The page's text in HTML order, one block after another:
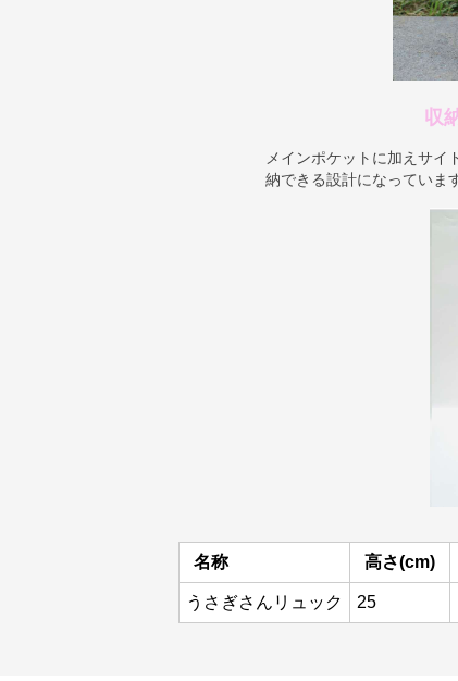
収
メインポケットに加えサイ
納できる設計になっています
名称 高さ(cm)
うさぎさんリュック 25